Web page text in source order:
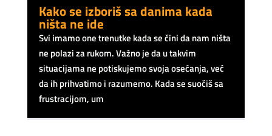
Kako se izboriš sa danima kada
ništa ne ide
Svi imamo one trenutke kada se čini da nam ništa
ne polazi za rukom. Važno je da u takvim
situacijama ne potiskujemo svoja osećanja, već
da ih prihvatimo i razumemo. Kada se suočiš sa
frustracijom, um